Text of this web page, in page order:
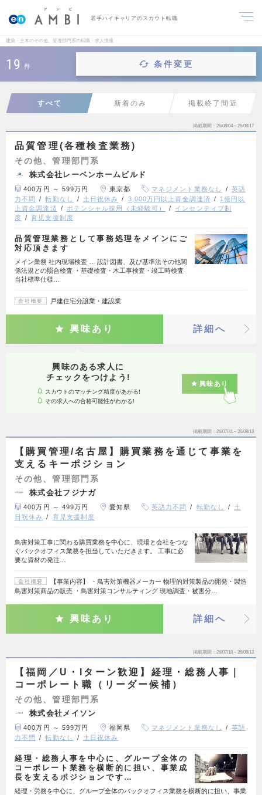
若手ハイキャリアのスカウト転職
建築・土木のその他、管理部門系の転職・求人情報
19 件 条件変更
すべて 新着のみ 掲載終了間近
掲載期間 26/08/04～26/08/17
品質管理(各種検査業務)
その他、管理部門系
株式会社レーベンホームビルド
400万円 ～ 599万円 東京都 マネジメント業務なし
英語
力不問
転勤なし 土日祝休み 3,000万円以上資金調達済
1億円以
上資金調達済
ポテンシャル採用（未経験可）
インセンティブ制
度
育児支援制度
品質管理業務として事務処理をメインにご
対応頂きます
メイン業務 社内現場検査 … 設計図書、及び基準法その他関
係法規との照合検査 ・基礎検査・木工事検査・竣工時検査
当社標準仕様…
会社概要 戸建住宅分譲業・建設業
興味あり 詳細へ
興味のある求人に
チェックをつけよう!
スカウトのマッチング精度があがる!
その求人への合格可能性がわかる!
興味あり
掲載期間 26/07/31～26/08/13
【購買管理/名古屋】購買業務を通じて事業を
支えるキーポジション
その他、管理部門系
株式会社フジナガ
400万円 ～ 499万円 愛知県 英語力不問 転勤なし
土
日祝休み
育児支援制度
鳥害対策工事に関わる購買業務を中心に、現場と会社をつな
ぐバックオフィス業務を担当していただきます。 工事に必
要な資材の発注…
会社概要
【事業内容】 ・鳥害対策機器メーカー 物理的対策製品の開発・製造
鳥害対策商品の販売 ・鳥害対策コンサルティング 現地調査・被害分…
興味あり 詳細へ
掲載期間 26/07/18～26/08/13
【福岡／U・Iターン歓迎】経理・総務人事｜
コーポレート職（リーダー候補）
その他、管理部門系
株式会社メイソン
400万円 ～ 599万円 福岡県 マネジメント業務なし
英語
力不問
転勤なし 土日祝休み
経理・総務人事を中心に、グループ全体の
コーポレート業務を横断的に担い、事業成
長を支えるポジションです…
経理・労務を中心に、グループ全体のバックオフィス業務を横断的に担い、事業